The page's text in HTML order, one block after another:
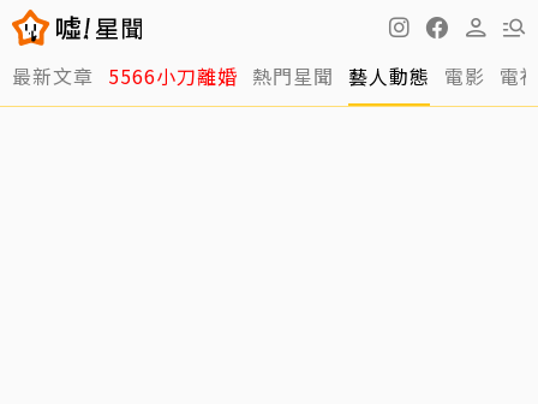
最新文章 5566小刀離婚 熱門星聞 藝人動態 電影 電